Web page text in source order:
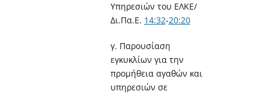
Υπηρεσιών του ΕΛΚΕ/
Δι.Πα.Ε. 14:32​-20:20
γ. Παρουσίαση
εγκυκλίων για την
προμήθεια αγαθών και
υπηρεσιών σε